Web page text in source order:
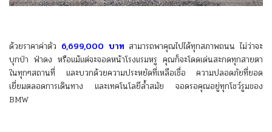
ด้วยราคาค่าตัว 6,699,000 บาท สามารถพาคุณไปได้ทุกสภาพถนน ไม่ว่าจะ
บุกป่า ฟ่าดง หรือแม้แต่จะจอดหน้าโรงแรมหรู คุณก็จะโดดเด่นสะกดทุกสายตา
ในทุกๆสถานที่ และบวกด้วยความประหยัดที่เหลือเชื่อ ความปลอดภัยที่ยอด
เยี่ยมตลอดการเดินทาง และเทคโนโลยีล้ำสมัย จอดรอคุณอยู่ทุกโชว์รูมของ
BMW